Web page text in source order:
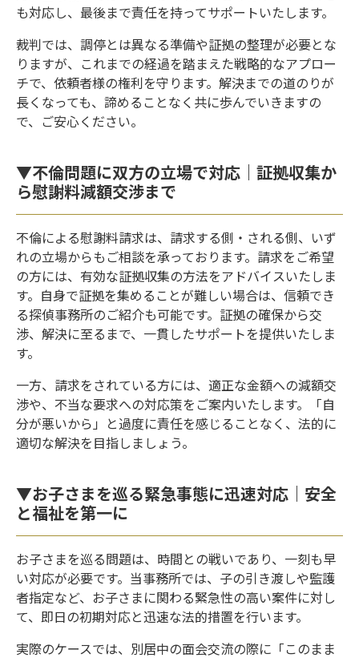
も対応し、最後まで責任を持ってサポートいたします。
裁判では、調停とは異なる準備や証拠の整理が必要とな
りますが、これまでの経過を踏まえた戦略的なアプロー
チで、依頼者様の権利を守ります。解決までの道のりが
長くなっても、諦めることなく共に歩んでいきますの
で、ご安心ください。
▼不倫問題に双方の立場で対応｜証拠収集か
ら慰謝料減額交渉まで
不倫による慰謝料請求は、請求する側・される側、いず
れの立場からもご相談を承っております。請求をご希望
の方には、有効な証拠収集の方法をアドバイスいたしま
す。自身で証拠を集めることが難しい場合は、信頼でき
る探偵事務所のご紹介も可能です。証拠の確保から交
渉、解決に至るまで、一貫したサポートを提供いたしま
す。
一方、請求をされている方には、適正な金額への減額交
渉や、不当な要求への対応策をご案内いたします。「自
分が悪いから」と過度に責任を感じることなく、法的に
適切な解決を目指しましょう。
▼お子さまを巡る緊急事態に迅速対応｜安全
と福祉を第一に
お子さまを巡る問題は、時間との戦いであり、一刻も早
い対応が必要です。当事務所では、子の引き渡しや監護
者指定など、お子さまに関わる緊急性の高い案件に対し
て、即日の初期対応と迅速な法的措置を行います。
実際のケースでは、別居中の面会交流の際に「このまま